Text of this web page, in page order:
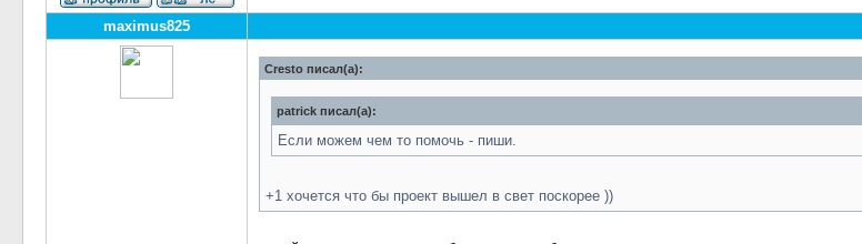
maximus825
Cresto писал(а):
patrick писал(а):
Если можем чем то помочь - пиши.
+1 хочется что бы проект вышел в свет поскорее ))